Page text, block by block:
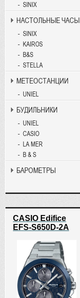
SINIX
НАСТОЛЬНЫЕ ЧАСЫ
SINIX
KAIROS
B&S
STELLA
МЕТЕОСТАНЦИИ
UNIEL
БУДИЛЬНИКИ
UNIEL
CASIO
LA MER
B & S
БАРОМЕТРЫ
CASIO Edifice
EFS-S650D-2A